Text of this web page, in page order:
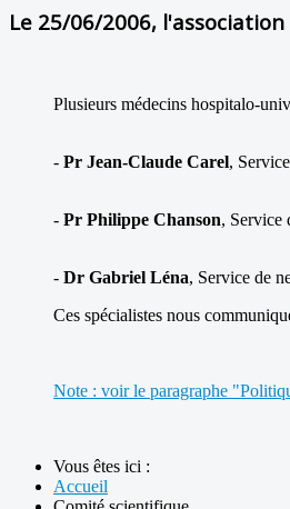
Le 25/06/2006,
Plusieurs médecins hospitalo-
- Pr Jean-Claude Carel,
- Pr Philippe Chanson, Service
- Dr Gabriel Léna, Service de
Ces spécialistes nous
Note : voir le paragraphe
Vous êtes ici :
Accueil